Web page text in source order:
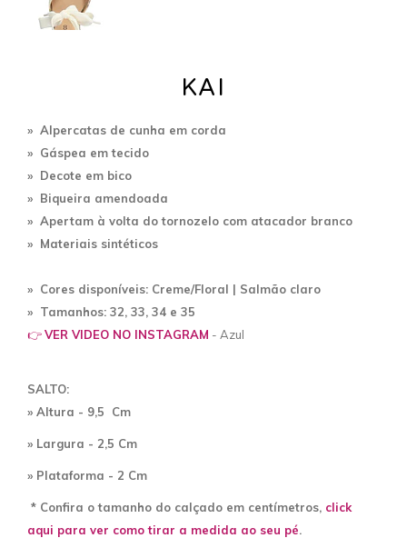
KAI
» Alpercatas de cunha em corda
» Gáspea em tecido
» Decote em bico
» Biqueira amendoada
» Apertam à volta do tornozelo com atacador branco
» Materiais sintéticos
» Cores disponíveis: Creme/Floral | Salmão claro
» Tamanhos: 32, 33, 34 e 35
👉VER VIDEO NO INSTAGRAM - Azul
SALTO:
» Altura - 9,5 Cm
» Largura - 2,5 Cm
» Plataforma - 2 Cm
* Confira o tamanho do calçado em centímetros, click
aqui para ver como tirar a medida ao seu pé.